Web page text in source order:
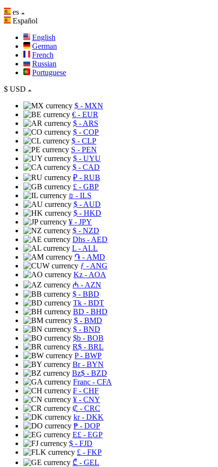
es
Español
English
German
French
Russian
Portuguese
$ USD
$ - MXN
€ - EUR
$ - ARS
$ - COP
$ - CLP
S - PEN
$ - UYU
$ - CAD
₽ - RUB
£ - GBP
₪ - ILS
$ - AUD
$ - HKD
¥ - JPY
$ - NZD
Dhs - AED
L - ALL
֏ - AMD
ƒ - ANG
Kz - AOA
₼ - AZN
$ - BBD
Tk - BDT
BD - BHD
$ - BMD
$ - BND
$b - BOB
R$ - BRL
P- BWP
Br- BYN
Bz$ - BZD
Franc - CFA
₣ - CHF
¥ - CNY
₡ - CRC
kr- DKK
₱ - DOP
E£ - EGP
$ - FJD
£ - FKP
₾ - GEL